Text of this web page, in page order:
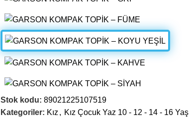
Stok kodu: 89021225107519
Kategoriler: Kız , Kız Çocuk Yaz 10 - 12 - 14 - 16 Yaş